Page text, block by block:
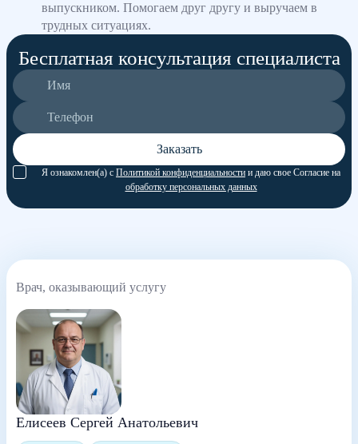
выпускником. Помогаем друг другу и выручаем в
трудных ситуациях.
Бесплатная консультация специалиста
Заказать
Я ознакомлен(а) с Политикой конфиденциальности и даю свое Согласие на
обработку персональных данных
Врач, оказывающий услугу
Елисеев Сергей Анатольевич